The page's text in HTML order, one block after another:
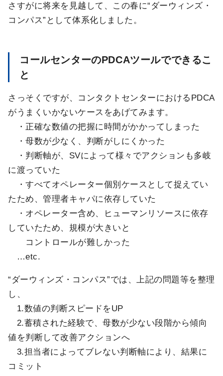
さすがに将来を見越して、この春に“ダーウィンズ・
コンパス”として体系化しました。
コールセンターのPDCAツールでできるこ
と
さっそくですが、コンタクトセンターにおけるPDCA
がうまくいかないケースをあげてみます。
・正確な数値の把握に時間がかかってしまった
・母数が少なく、判断がしにくかった
・判断軸が、SVによって様々でアクションも多岐
に渡っていた
・すべてオペレーター個別ケースとして捉えてい
たため、管理者キャパに依存していた
・オペレーター含め、ヒューマンリソースに依存
していたため、規模が大きいと
コントロールが難しかった
…etc.
“ダーウィンズ・コンパス”では、上記の問題等を整理
し、
1.数値の判断スピードをUP
2.蓄積された経験で、母数が少ない段階から傾向
値を判断して改善アクションへ
3.担当者によってブレない判断軸により、結果に
コミット